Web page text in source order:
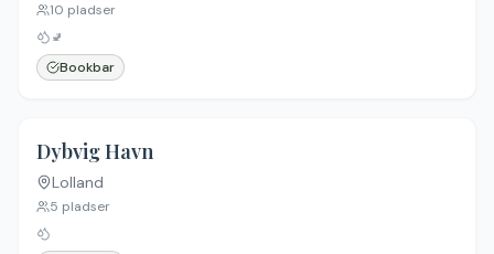
10 pladser
🚽
Bookbar
Dybvig Havn
Lolland
5 pladser